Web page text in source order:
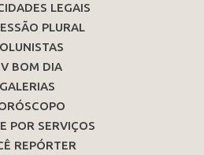
LEGAIS
PLURAL
BOM DIA
GALERIAS
POR SERVIÇOS
REPÓRTER